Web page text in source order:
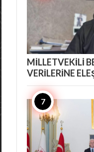
MİLLETVEKİLİ
VERİLERİNE